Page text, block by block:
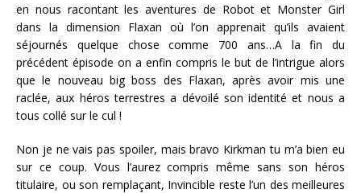
en nous racontant les aventures de Robot et Monster Girl
dans la dimension Flaxan où l’on apprenait qu’ils avaient
séjournés quelque chose comme 700 ans…A la fin du
précédent épisode on a enfin compris le but de l’intrigue alors
que le nouveau big boss des Flaxan, après avoir mis une
raclée, aux héros terrestres a dévoilé son identité et nous a
tous collé sur le cul !
Non je ne vais pas spoiler, mais bravo Kirkman tu m’a bien eu
sur ce coup. Vous l’aurez compris même sans son héros
titulaire, ou son remplaçant, Invincible reste l’un des meilleures